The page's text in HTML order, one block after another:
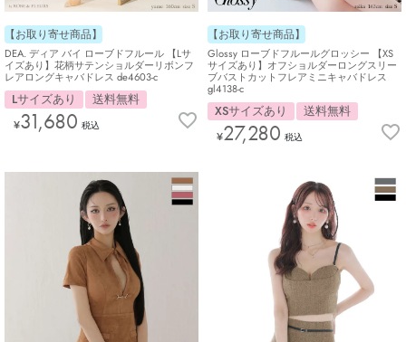
【お取り寄せ商品】
DEA. ディア バイ ローブドフルール 【Lサ
イズあり】花柄サテンショルダーリボンフ
レアロングキャバドレス de4603-c
Lサイズあり 送料無料
¥31,680 税込
【お取り寄せ商品】
Glossy ローブドフルールグロッシー 【XS
サイズあり】オフショルダーロングスリー
ブバストカットフレアミニキャバドレス
gl4138-c
XSサイズあり 送料無料
¥27,280 税込